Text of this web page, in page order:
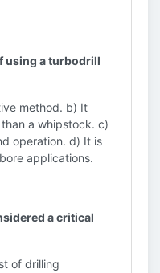
using a turbodrill
method. b) It
a whipstock. c)
operation. d) It is
applications.
a critical
of drilling